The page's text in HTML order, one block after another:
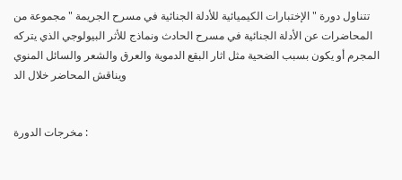
تتناول دورة " الإختبارات الكيميائية للأدلة الجنائية في مسرح الجريمة " مجموعة من
المحاضرات عن الأدلة الجنائية في مسرح الحادث ونماذج للأثر البيولوجي الذي يتركه
المجرم أو يكون بسبب الضحية مثل اثار البقع الدموية والعرق والشعر والسائل المنوي
ويناقش المحاضر خلال الد
مخرجات الدورة :